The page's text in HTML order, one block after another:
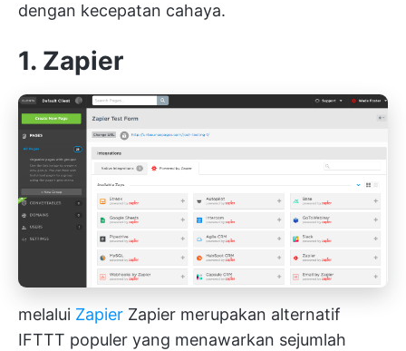
dengan kecepatan cahaya.
1. Zapier
melalui Zapier Zapier merupakan alternatif
IFTTT populer yang menawarkan sejumlah